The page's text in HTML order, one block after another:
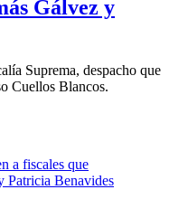
Gálvez y
Suprema, despacho que
Cuellos Blancos.